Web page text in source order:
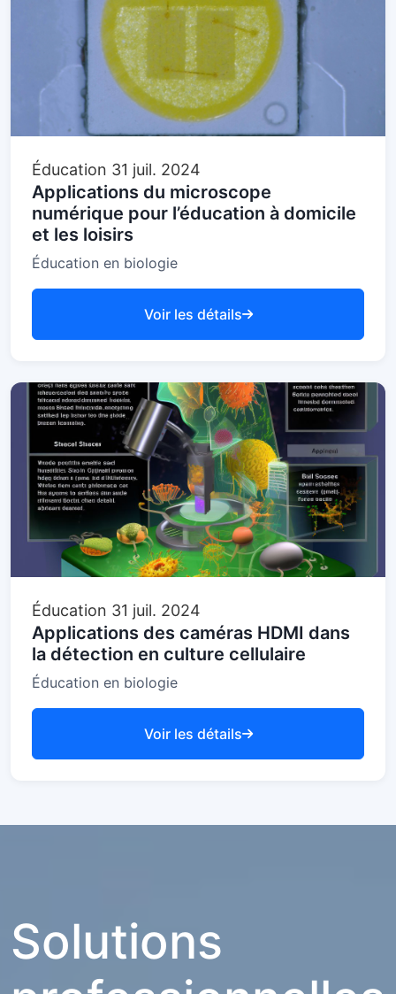
Éducation 31 juil. 2024
Applications du microscope
numérique pour l’éducation à domicile
et les loisirs
Éducation en biologie
Voir les détails
Éducation 31 juil. 2024
Applications des caméras HDMI dans
la détection en culture cellulaire
Éducation en biologie
Voir les détails
Solutions